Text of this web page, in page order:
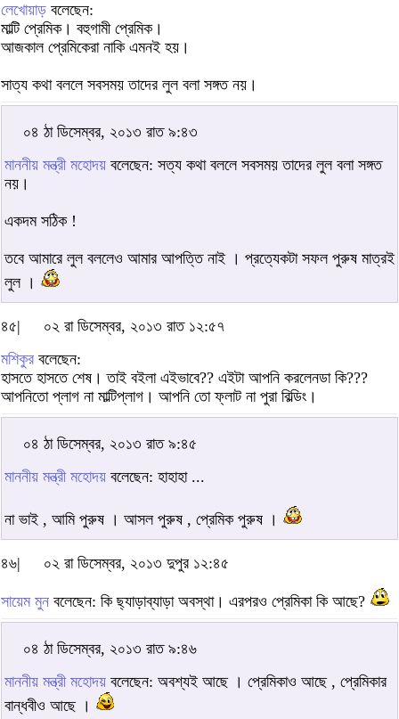
লেখোয়াড় বলেছেন:
মাল্টি প্রেমিক। বহুগামী প্রেমিক।
আজকাল প্রেমিকেরা নাকি এমনই হয়।
সাত্য কথা বললে সবসময় তাদের লুল বলা সঙ্গত নয়।
০৪ ঠা ডিসেম্বর, ২০১৩ রাত ৯:৪৩
মাননীয় মন্ত্রী মহোদয় বলেছেন: সত্য কথা বললে সবসময় তাদের লুল বলা সঙ্গত
নয়।
একদম সঠিক !
তবে আমারে লুল বললেও আমার আপত্তি নাই । প্রত্যেকটা সফল পুরুষ মাত্রই
লুল ।
৪৫|
০২ রা ডিসেম্বর, ২০১৩ রাত ১২:৫৭
মশিকুর বলেছেন:
হাসতে হাসতে শেষ। তাই বইলা এইভাবে?? এইটা আপনি করলেনডা কি???
আপনিতো প্লাগ না মাল্টিপ্লাগ। আপনি তো ফ্লাট না পুরা বিল্ডিং।
০৪ ঠা ডিসেম্বর, ২০১৩ রাত ৯:৪৫
মাননীয় মন্ত্রী মহোদয় বলেছেন: হাহাহা ...
না ভাই , আমি পুরুষ । আসল পুরুষ , প্রেমিক পুরুষ ।
৪৬| ০২ রা ডিসেম্বর, ২০১৩ দুপুর ১২:৪৫
সায়েম মুন বলেছেন: কি ছ্যাড়াব্যাড়া অবস্থা। এরপরও প্রেমিকা কি আছে?
০৪ ঠা ডিসেম্বর, ২০১৩ রাত ৯:৪৬
মাননীয় মন্ত্রী মহোদয় বলেছেন: অবশ্যই আছে । প্রেমিকাও আছে , প্রেমিকার
বান্ধবীও আছে ।